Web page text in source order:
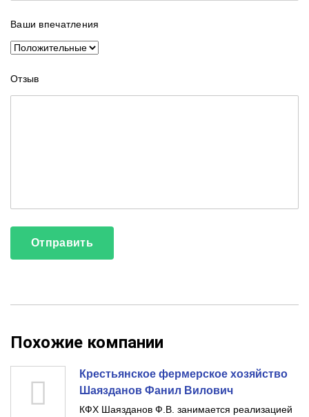
Ваши впечатления
Отзыв
Похожие компании
Крестьянское фермерское хозяйство
Шаязданов Фанил Вилович
КФХ Шаязданов Ф.В. занимается реализацией